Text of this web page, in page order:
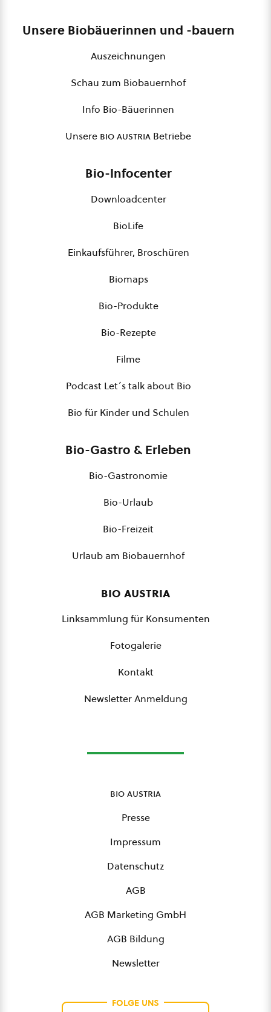
Unsere Biobäuerinnen und -bauern
Auszeichnungen
Schau zum Biobauernhof
Info Bio-Bäuerinnen
Unsere bio austria Betriebe
Bio-Infocenter
Downloadcenter
BioLife
Einkaufsführer, Broschüren
Biomaps
Bio-Produkte
Bio-Rezepte
Filme
Podcast Let´s talk about Bio
Bio für Kinder und Schulen
Bio-Gastro & Erleben
Bio-Gastronomie
Bio-Urlaub
Bio-Freizeit
Urlaub am Biobauernhof
bio austria
Linksammlung für Konsumenten
Fotogalerie
Kontakt
Newsletter Anmeldung
bio austria
Presse
Impressum
Datenschutz
AGB
AGB Marketing GmbH
AGB Bildung
Newsletter
FOLGE UNS